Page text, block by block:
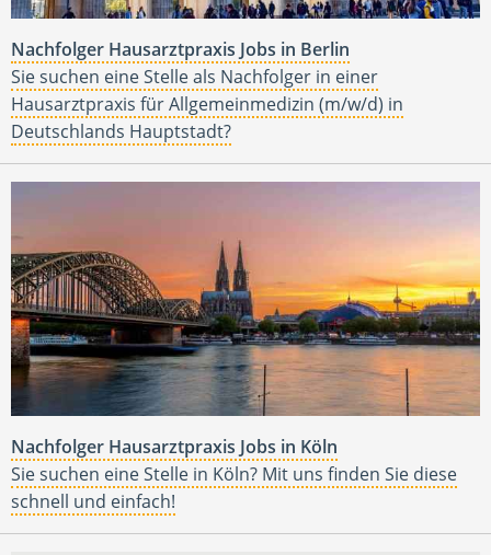
Nachfolger Hausarztpraxis Jobs in Berlin
Sie suchen eine Stelle als Nachfolger in einer
Hausarztpraxis für Allgemeinmedizin (m/w/d) in
Deutschlands Hauptstadt?
Nachfolger Hausarztpraxis Jobs in Köln
Sie suchen eine Stelle in Köln? Mit uns finden Sie diese
schnell und einfach!